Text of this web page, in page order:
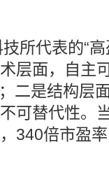
所代表的“
层面，自主
二是结构层
可替代性。
340倍市盈